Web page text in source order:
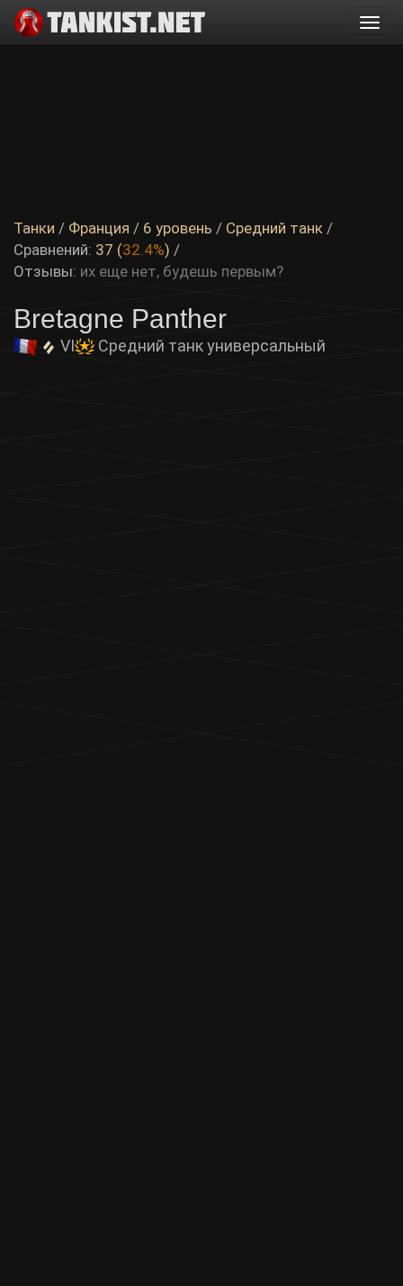
Танки / Франция / 6 уровень / Средний танк /
Сравнений: 37 (32.4%) /
Отзывы: их еще нет, будешь первым?
Bretagne Panther
VI Средний танк универсальный